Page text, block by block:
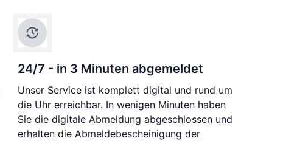
24/7 - in 3 Minuten abgemeldet
Unser Service ist komplett digital und rund um
die Uhr erreichbar. In wenigen Minuten haben
Sie die digitale Abmeldung abgeschlossen und
erhalten die Abmeldebescheinigung der